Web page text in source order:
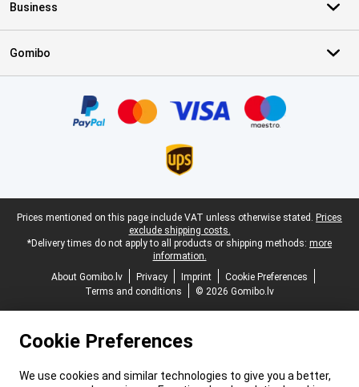
Business
Gomibo
Legal footer
Prices mentioned on this page include VAT unless otherwise stated. Prices
exclude shipping costs.
*Delivery times do not apply to all products or shipping methods: more
information.
About Gomibo.lv
Privacy Imprint
Cookie Preferences
Terms and conditions
© 2026 Gomibo.lv
Cookie Preferences
We use cookies and similar technologies to give you a better,